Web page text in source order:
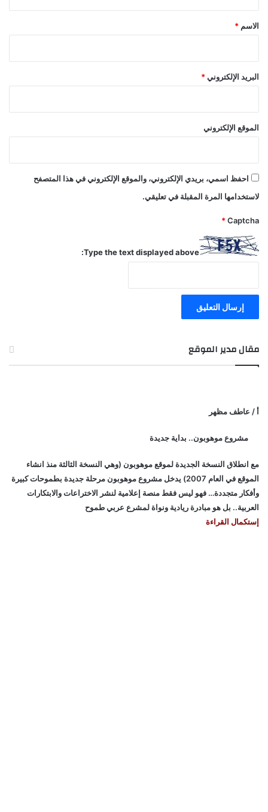
*
الاسم *
البريد الإلكتروني *
الموقع الإلكتروني
احفظ اسمي، بريدي الإلكتروني، والموقع الإلكتروني في هذا المتصفح
لاستخدامها المرة المقبلة في تعليقي.
Captcha
*
Type the text displayed above:
مقال مدير الموقع
أ / عاطف مظهر
مشروع موهوبون.. بداية جديدة
مع انطلاق النسخة الجديدة لموقع موهوبون (وهي النسخة الثالثة منذ انشاء
الموقع في العام 2007) يدخل مشروع موهوبون مرحلة جديدة بطموحات كبيرة
وأفكار متجددة… فهو ليس فقط منصة إعلامية لنشر الاختراعات والابتكارات
العربية.. بل هو مبادرة ريادية ونواة لمشرع عربي طموح
إستكمال القراءة